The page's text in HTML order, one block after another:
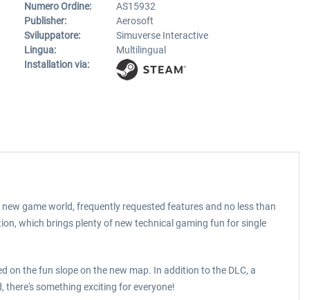
Numero Ordine:
AS15932
Publisher:
Aerosoft
Sviluppatore:
Simuverse Interactive
Lingua:
Multilingual
Installation via:
game world, frequently requested features and no less than
which brings plenty of new technical gaming fun for single
on the fun slope on the new map. In addition to the DLC, a
there's something exciting for everyone!